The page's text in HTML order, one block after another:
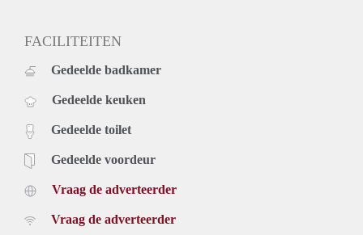
FACILITEITEN
Gedeelde badkamer
Gedeelde keuken
Gedeelde toilet
Gedeelde voordeur
Vraag de adverteerder
Vraag de adverteerder